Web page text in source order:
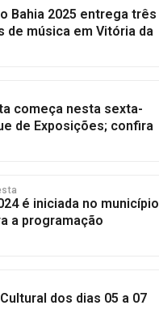
Bahia 2025 entrega três
de música em Vitória da
começa nesta sexta-
de Exposições; confira
é iniciada no município
a programação
dos dias 05 a 07